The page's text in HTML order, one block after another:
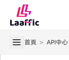
首頁 > API中心